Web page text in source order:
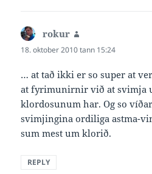
rokur
18. oktober 2010 tann 15:24
… at tað ikki er so super at
at fyrimunirnir við at svimja
klordosunum har. Og so
svimjingina ordiliga astma-
sum mest um klorið.
REPLY